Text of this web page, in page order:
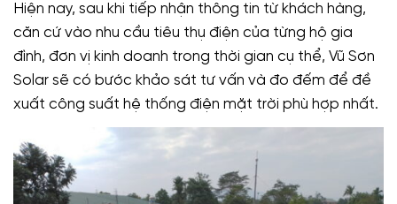
Hiện nay, sau khi tiếp nhận thông tin từ khách hàng,
căn cứ vào nhu cầu tiêu thụ điện của từng hộ gia
đình, đơn vị kinh doanh trong thời gian cụ thể, Vũ Sơn
Solar sẽ có bước khảo sát tư vấn và đo đếm để đề
xuất công suất hệ thống điện mặt trời phù hợp nhất.